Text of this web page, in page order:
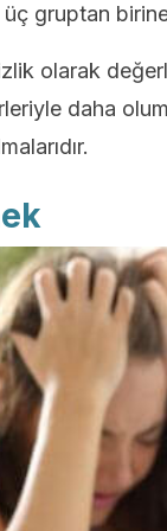
gruptan
olarak
daha